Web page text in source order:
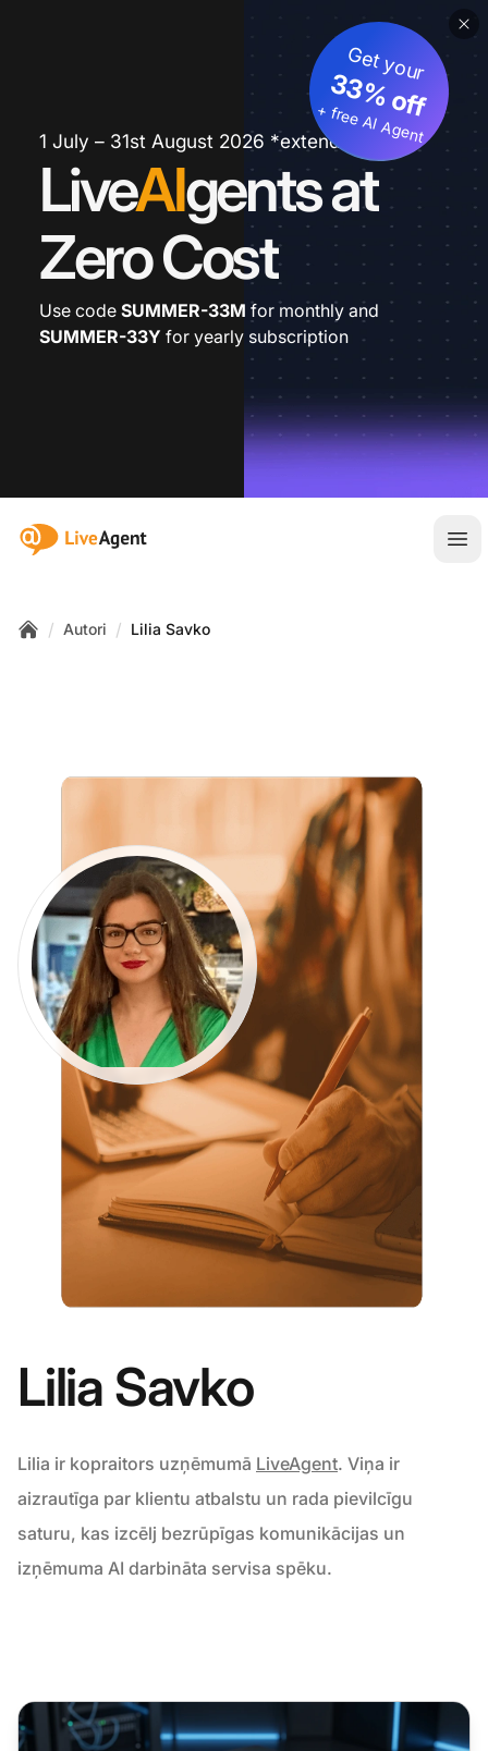
1 July – 31st August 2026 *extended
LiveAIgents at
Zero Cost
Get your
33% off
+ free AI Agent
Use code SUMMER-33M for monthly and
SUMMER-33Y for yearly subscription
:site.title
/ Autori / Lilia Savko
Lilia Savko
Lilia ir kopraitors uzņēmumā LiveAgent. Viņa ir
aizrautīga par klientu atbalstu un rada pievilcīgu
saturu, kas izcēlj bezrūpīgas komunikācijas un
izņēmuma AI darbināta servisa spēku.
Chatbot drošība: kādi ir faktiskais riski un kā tos izvairīties